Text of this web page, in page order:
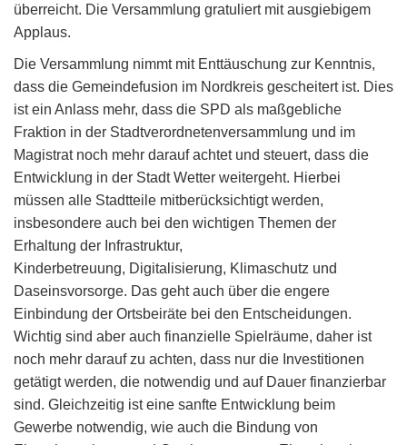
überreicht. Die Versammlung gratuliert mit ausgiebigem
Applaus.
Die Versammlung nimmt mit Enttäuschung zur Kenntnis,
dass die Gemeindefusion im Nordkreis gescheitert ist. Dies
ist ein Anlass mehr, dass die SPD als maßgebliche
Fraktion in der Stadtverordnetenversammlung und im
Magistrat noch mehr darauf achtet und steuert, dass die
Entwicklung in der Stadt Wetter weitergeht. Hierbei
müssen alle Stadtteile mitberücksichtigt werden,
insbesondere auch bei den wichtigen Themen der
Erhaltung der Infrastruktur,
Kinderbetreuung, Digitalisierung, Klimaschutz und
Daseinsvorsorge. Das geht auch über die engere
Einbindung der Ortsbeiräte bei den Entscheidungen.
Wichtig sind aber auch finanzielle Spielräume, daher ist
noch mehr darauf zu achten, dass nur die Investitionen
getätigt werden, die notwendig und auf Dauer finanzierbar
sind. Gleichzeitig ist eine sanfte Entwicklung beim
Gewerbe notwendig, wie auch die Bindung von